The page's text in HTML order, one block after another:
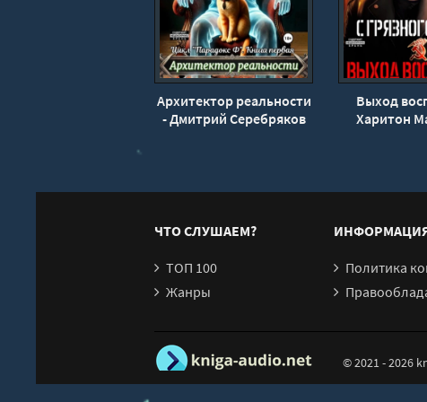
0519celopravdyvaetgadstva
0520epilog
Архитектор реальности
- Дмитрий Серебряков
Выход
Харитон
ЧТО СЛУШАЕМ?
ТОП 100
Жанры
Политика
© 2021 - 2026